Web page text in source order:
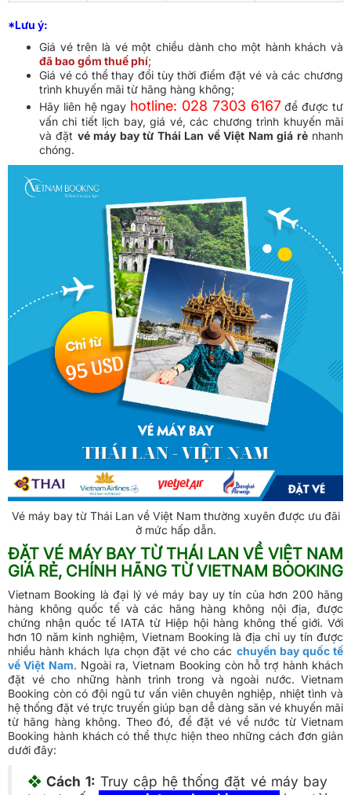
*Lưu ý:
Giá vé trên là vé một chiều dành cho một hành khách và
đã bao gồm thuế phí;
Giá vé có thể thay đổi tùy thời điểm đặt vé và các chương
trình khuyến mãi từ hãng hàng không;
Hãy liên hệ ngay hotline: 028 7303 6167để được tư
vấn chi tiết lịch bay, giá vé, các chương trình khuyến mãi
và đặt vé máy bay từ Thái Lan về Việt Nam giá rẻnhanh
chóng.
Vé máy bay từ Thái Lan về Việt Nam thường xuyên được ưu đãi
ở mức hấp dẫn.
ĐẶT VÉ MÁY BAY TỪ THÁI LAN VỀ VIỆT NAM
GIÁ RẺ, CHÍNH HÃNG TỪ VIETNAM BOOKING
Vietnam Booking là đại lý vé máy bay uy tín của hơn 200 hãng
hàng không quốc tế và các hãng hàng không nội địa, được
chứng nhận quốc tế IATA từ Hiệp hội hàng không thế giới. Với
hơn 10 năm kinh nghiệm, Vietnam Booking là địa chỉ uy tín được
nhiều hành khách lựa chọn đặt vé cho các chuyến bay quốc tế
về Việt Nam. Ngoài ra, Vietnam Booking còn hỗ trợ hành khách
đặt vé cho những hành trình trong và ngoài nước. Vietnam
Booking còn có đội ngũ tư vấn viên chuyên nghiệp, nhiệt tình và
hệ thống đặt vé trực truyến giúp bạn dễ dàng săn vé khuyến mãi
từ hãng hàng không. Theo đó, để đặt vé về nước từ Vietnam
Booking hành khách có thể thực hiện theo những cách đơn giản
dưới đây:
❖Cách 1: Truy cập hệ thống đặt vé máy bay